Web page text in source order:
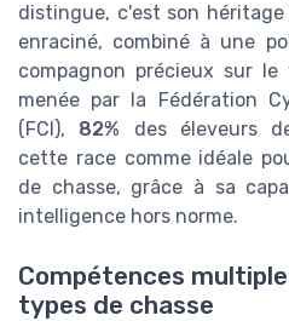
distingue, c'est son
enraciné, combiné à une
compagnon précieux sur
menée par la Fédération
(FCI), 82% des éleveurs
cette race comme idéale
de chasse, grâce à sa
intelligence hors norme.
Compétences
types de chasse